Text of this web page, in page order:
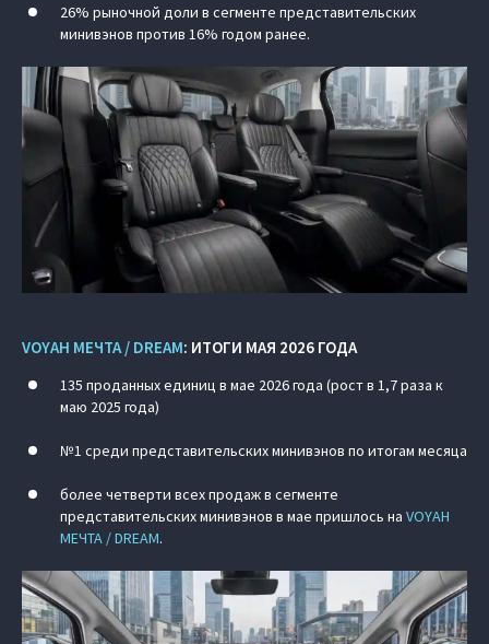
26% рыночной доли в сегменте представительских
минивэнов против 16% годом ранее.
VOYAH МЕЧТА / DREAM: ИТОГИ МАЯ 2026 ГОДА
135 проданных единиц в мае 2026 года (рост в 1,7 раза к
маю 2025 года)
№1 среди представительских минивэнов по итогам месяца
более четверти всех продаж в сегменте
представительских минивэнов в мае пришлось на VOYAH
МЕЧТА / DREAM.